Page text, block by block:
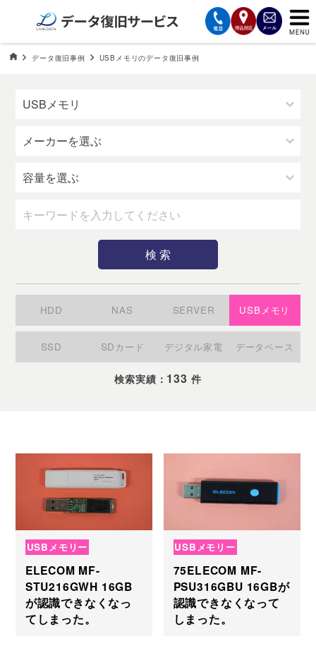
サービスの案内
データ復旧HOME
データ復旧事例 USBメモリのデータ復旧事例
USBメモリのデータ復旧事
HDD NAS SERVER USBメモリ
SSD SDカード デジタル家電 データベース
検索実績： 133 件
USBメモリー
ELECOM MF-
STU216GWH 16GB
が認識できなくなっ
てしまった。
USBメモリー
75ELECOM MF-
PSU316GBU 16GBが
認識できなくなって
しまった。